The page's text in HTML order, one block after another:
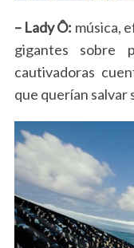
– Lady Ô: música,
gigantes sobre
cautivadoras
que querían salvar
e
a
r
f
: